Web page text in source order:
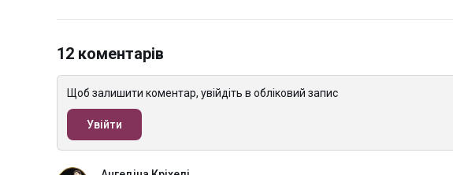
12 коментарів
Щоб залишити коментар, увійдіть в обліковий запис
Увійти